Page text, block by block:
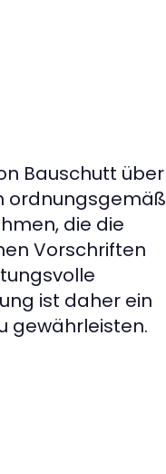
Bauschutt über
ordnungsgemäß
die die
Vorschriften
ist daher ein
gewährleisten.